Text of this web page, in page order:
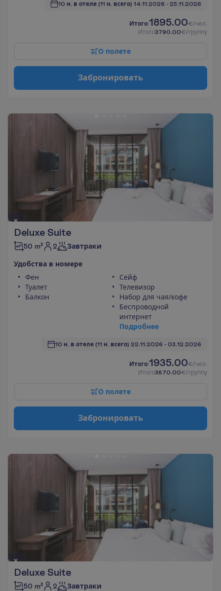
10 н. в отеле (11 н. всего) 14.11.2026 - 25.11.2026
И того:1895.00€/чел.
Итого3790.00€/группу
О полете
Забронировать
Deluxe Suite
50 m² 2 Завтраки
Удобства в номере
Фен
Туалет
Балкон
Сейф
Телевизор
Набор для чая/кофе
Беспроводной
интернет
Подробнее
10 н. в отеле (11 н. всего) 22.11.2026 - 03.12.2026
Итого:1935.00€/чел.
Итого3870.00€/группу
О полете
Забронировать
Deluxe Suite
50 m² 2 Завтраки